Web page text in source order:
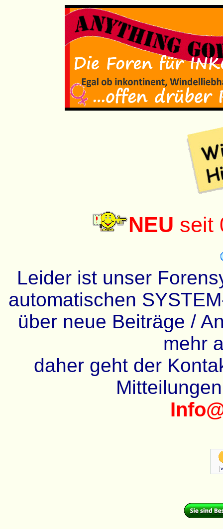
NEU seit
Leider ist unser
automatischen
über neue Beiträge /
mehr
daher geht der